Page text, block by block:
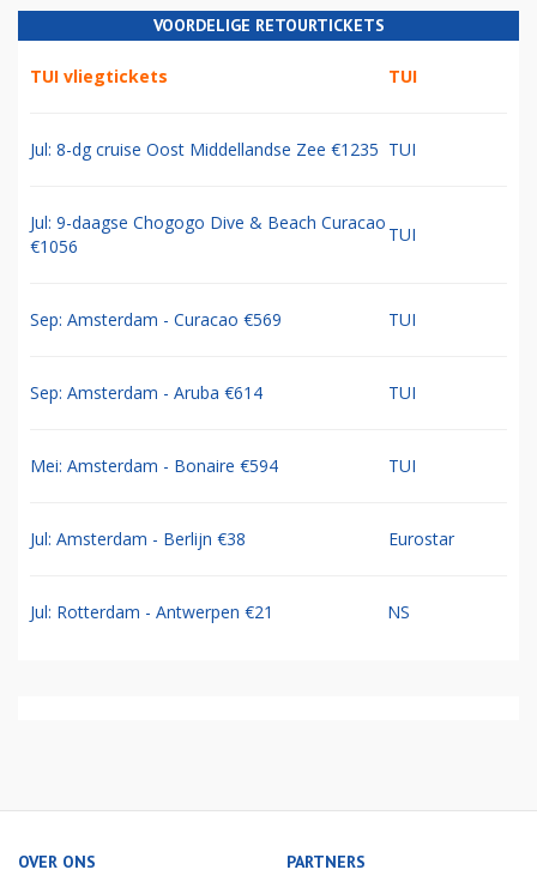
VOORDELIGE RETOURTICKETS
TUI vliegtickets TUI
Jul: 8-dg cruise Oost Middellandse Zee €1235 TUI
Jul: 9-daagse Chogogo Dive & Beach Curacao
€1056
TUI
Sep: Amsterdam - Curacao €569 TUI
Sep: Amsterdam - Aruba €614 TUI
Mei: Amsterdam - Bonaire €594 TUI
Jul: Amsterdam - Berlijn €38 Eurostar
Jul: Rotterdam - Antwerpen €21 NS
OVER ONS PARTNERS